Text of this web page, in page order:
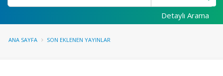
Detaylı Arama
ANA SAYFA SON EKLENEN YAYINLAR